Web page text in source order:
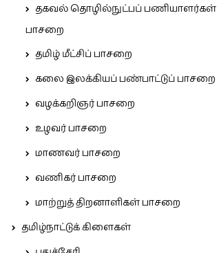
தகவல் தொழில்நுட்பப் பணியாளர்கள்
பாசறை
தமிழ் மீட்சிப் பாசறை
கலை இலக்கியப் பண்பாட்டுப் பாசறை
வழக்கறிஞர் பாசறை
உழவர் பாசறை
மாணவர் பாசறை
வணிகர் பாசறை
மாற்றுத் திறனாளிகள் பாசறை
தமிழ்நாட்டுக் கிளைகள்